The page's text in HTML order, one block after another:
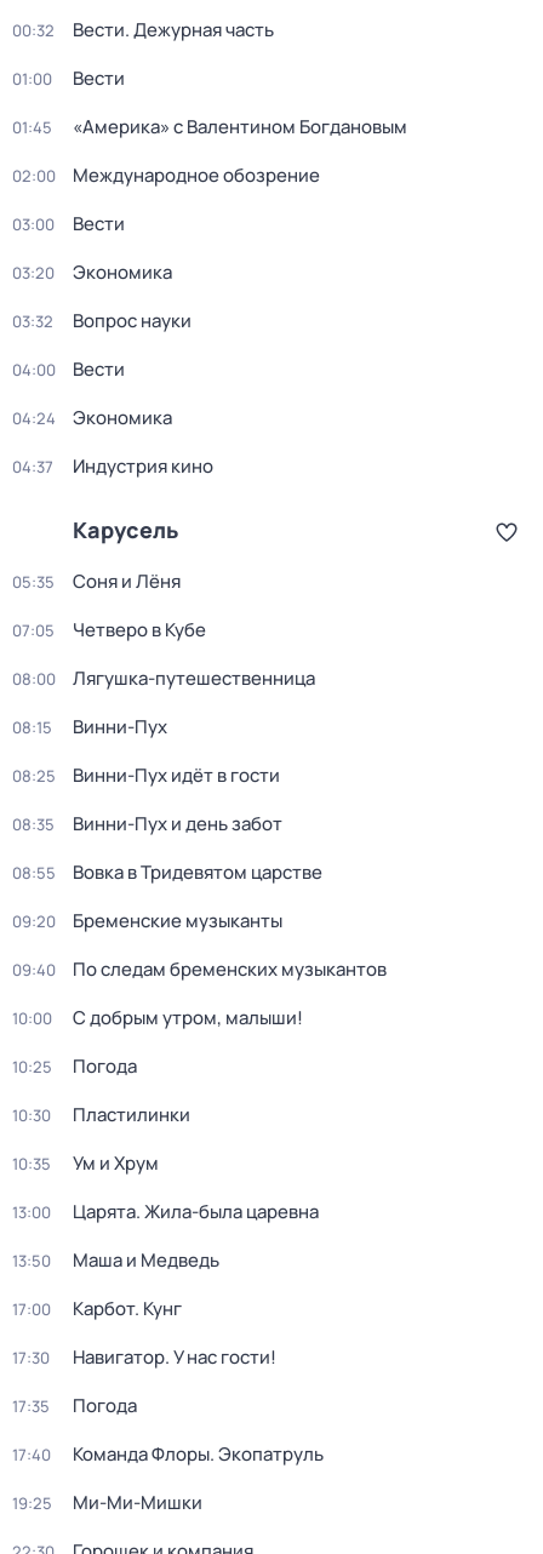
00:32 Вести. Дежурная часть
01:00 Вести
01:45 «Америка» с Валентином Богдановым
02:00 Международное обозрение
03:00 Вести
03:20 Экономика
03:32 Вопрос науки
04:00 Вести
04:24 Экономика
04:37 Индустрия кино
Карусель
05:35 Соня и Лёня
07:05 Четверо в Кубе
08:00 Лягушка-путешественница
08:15 Винни-Пух
08:25 Винни-Пух идёт в гости
08:35 Винни-Пух и день забот
08:55 Вовка в Тридевятом царстве
09:20 Бременские музыканты
09:40 По следам бременских музыкантов
10:00 С добрым утром, малыши!
10:25 Погода
10:30 Пластилинки
10:35 Ум и Хрум
13:00 Царята. Жила-была царевна
13:50 Маша и Медведь
17:00 Карбот. Кунг
17:30 Навигатор. У нас гости!
17:35 Погода
17:40 Команда Флоры. Экопатруль
19:25 Ми-Ми-Мишки